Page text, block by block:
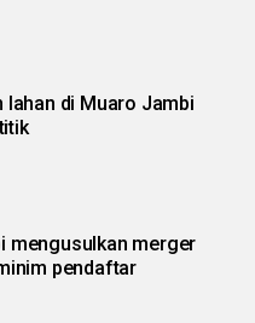
lahan di Muaro Jambi
mengusulkan merger
pendaftar